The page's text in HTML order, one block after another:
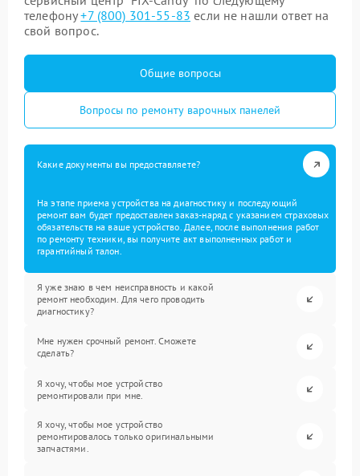
телефону+7 (800) 301-55-83 если не нашли ответ на
свой вопрос.
Общие вопросы
Вопросы по ремонту варочных панелей
Какие документы вы предоставляете?
На этапе приема устройства на диагностику и последующий
ремонт вам будет предоставлен заказ-наряд с указанием страховых
обязательств на ваше устройство. Далее, после выполнения работ
по ремонту техники, вы получите акт выполненных работ и
гарантийный талон.
Я уже знаю в чем неисправность и какой
ремонт необходим. Для чего проводить
диагностику?
Мне нужен срочный ремонт. Сможете
сделать?
Я хочу, чтобы мое устройство
ремонтировали при мне.
Я хочу, чтобы мое устройство
ремонтировалось только оригинальными
запчастями.